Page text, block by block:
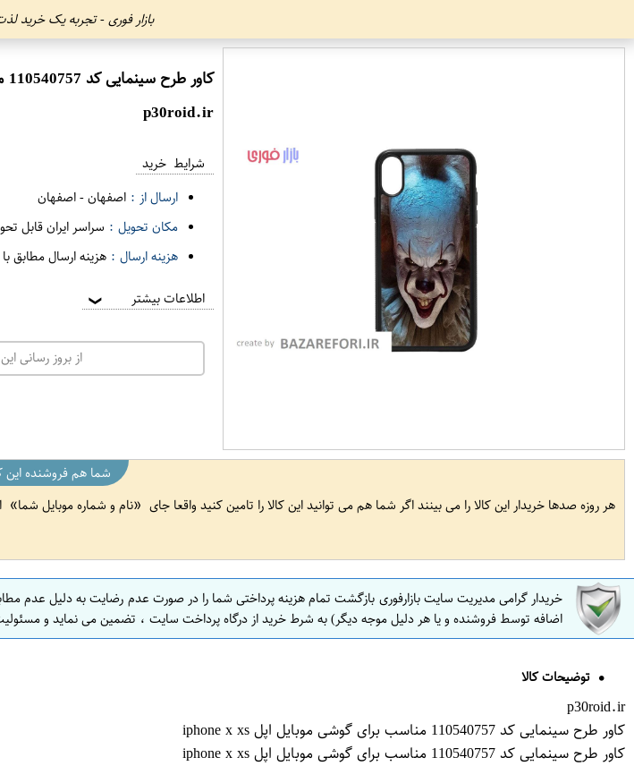
بازار فوری - تجربه یک خرید
کاور طرح سینمایی کد 110540757 مناسب برای گوشی موبایل اپل iphone x xs
p30roid.ir
شرایط خرید
ارسال از : اصفهان-اصفهان
مکان تحویل : سراسر ایران قابل
هزینه ارسال : هزینه ارسال مطابق
اطلاعات بیشتر ❯
از بروز رسانی
شما هم فروشنده این
هر روزه صدها خریدار این کالا را می بینند اگر شما هم می توانید این کالا را تامین کنید واقعا جای
نام و شماره موبایل شما
خریدار گرامی مدیریت سایت بازارفوری بازگشت تمام هزینه پرداختی شما را در صورت عدم رضایت به دلیل عدم
اضافه توسط فروشنده و یا هر دلیل موجه دیگر) به شرط خرید از درگاه پرداخت سایت ، تضمین می نماید و
توضیحات کالا
p30roid.ir
کاور طرح سینمایی کد 110540757 مناسب برای گوشی موبایل اپل iphone x xs
کاور طرح سینمایی کد 110540757 مناسب برای گوشی موبایل اپل iphone x xs